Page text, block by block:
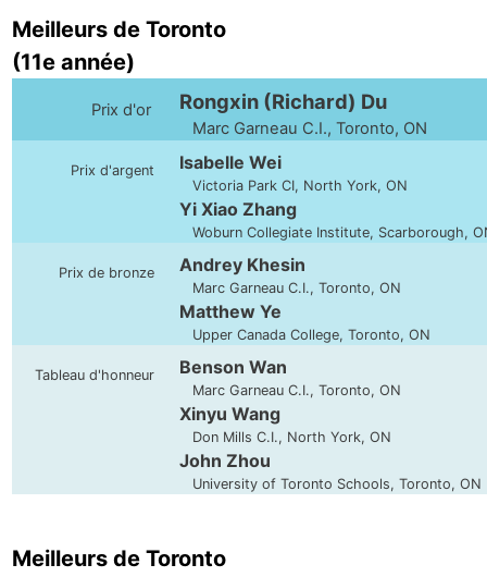
Meilleurs de Toronto
(11e année)
Prix d'or Rongxin (Richard) Du
Marc Garneau C.I., Toronto, ON
Prix d'argent Isabelle Wei
Victoria Park CI, North York, ON
Yi Xiao Zhang
Woburn Collegiate Institute, Scarborough,
Prix de bronze Andrey Khesin
Marc Garneau C.I., Toronto, ON
Matthew Ye
Upper Canada College, Toronto, ON
Tableau d'honneur Benson Wan
Marc Garneau C.I., Toronto, ON
Xinyu Wang
Don Mills C.I., North York, ON
John Zhou
University of Toronto Schools, Toronto, ON
Meilleurs de Toronto